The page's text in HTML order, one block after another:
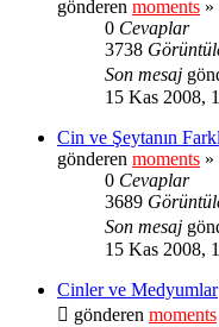
gönderen moments »
0 Cevaplar
3738
Son mesaj
15 Kas 2008,
Cin ve Şeytanın
gönderen moments »
0 Cevaplar
3689
Son mesaj
15 Kas 2008,
Cinler ve Medyumlar
gönderen moments